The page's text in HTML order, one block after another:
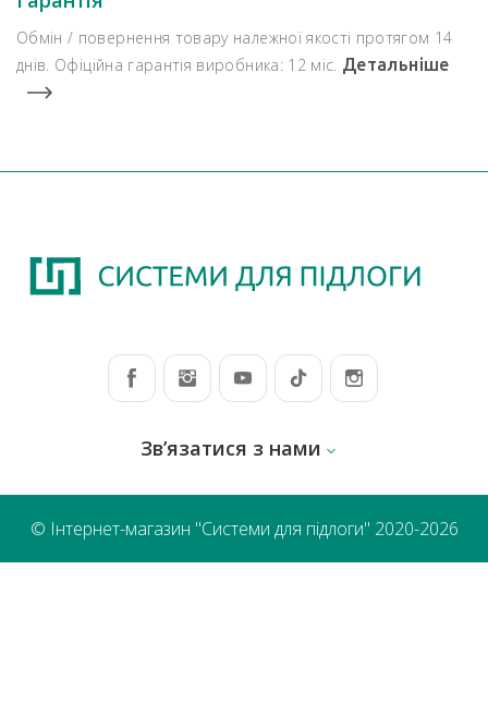
Обмін / повернення товару належної якості протягом 14
днів. Офіційна гарантія виробника: 12 міс. Детальніше
Зв’язатися з нами
© Інтернет-магазин "Системи для підлоги" 2020-2026